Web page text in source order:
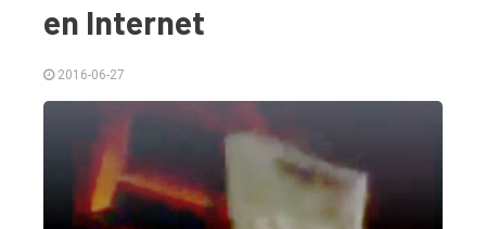
Balcarce
en Internet
2016-06-27